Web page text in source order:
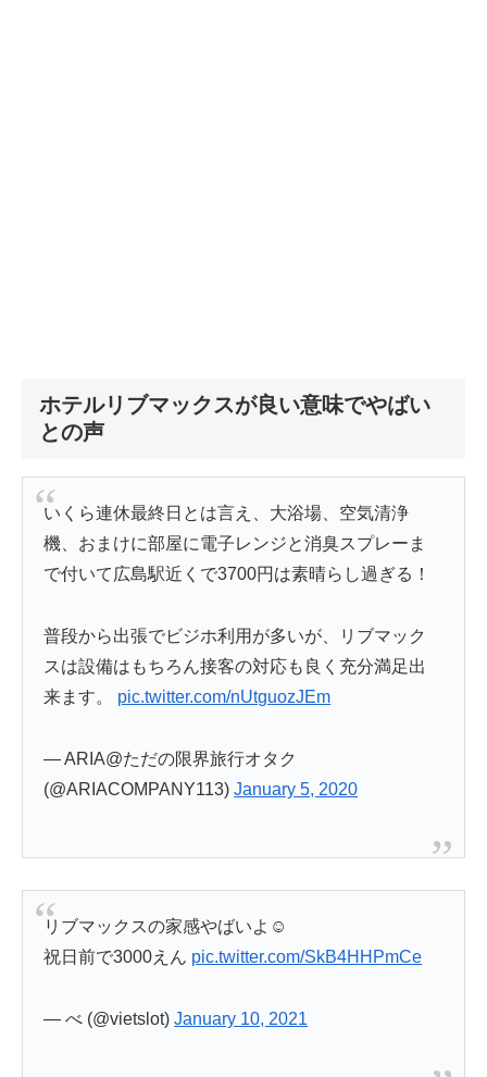
ホテルリブマックスが良い意味でやばい
との声
いくら連休最終日とは言え、大浴場、空気清浄
機、おまけに部屋に電子レンジと消臭スプレーま
で付いて広島駅近くで3700円は素晴らし過ぎる！
普段から出張でビジホ利用が多いが、リブマック
スは設備はもちろん接客の対応も良く充分満足出
来ます。 pic.twitter.com/nUtguozJEm
— ARIA@ただの限界旅行オタク
(@ARIACOMPANY113)January 5, 2020
リブマックスの家感やばいよ☺️
祝日前で3000えん pic.twitter.com/SkB4HHPmCe
— べ (@vietslot)January 10, 2021